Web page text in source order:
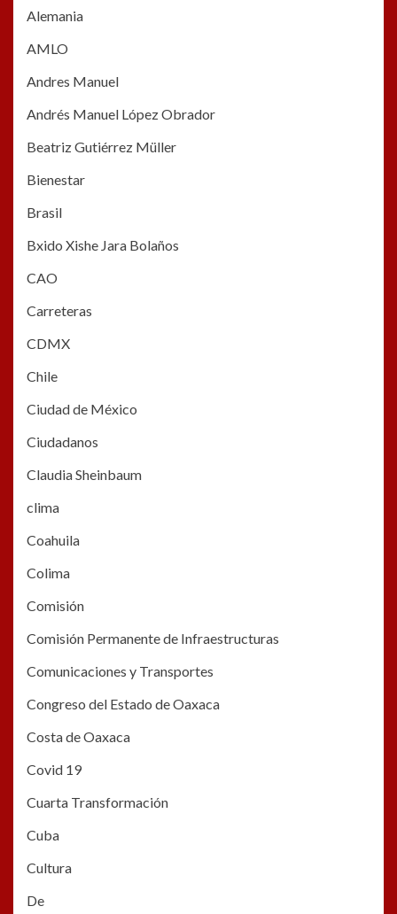
Alemania
AMLO
Andres Manuel
Andrés Manuel López Obrador
Beatriz Gutiérrez Müller
Bienestar
Brasil
Bxido Xishe Jara Bolaños
CAO
Carreteras
CDMX
Chile
Ciudad de México
Ciudadanos
Claudia Sheinbaum
clima
Coahuila
Colima
Comisión
Comisión Permanente de Infraestructuras
Comunicaciones y Transportes
Congreso del Estado de Oaxaca
Costa de Oaxaca
Covid 19
Cuarta Transformación
Cuba
Cultura
De